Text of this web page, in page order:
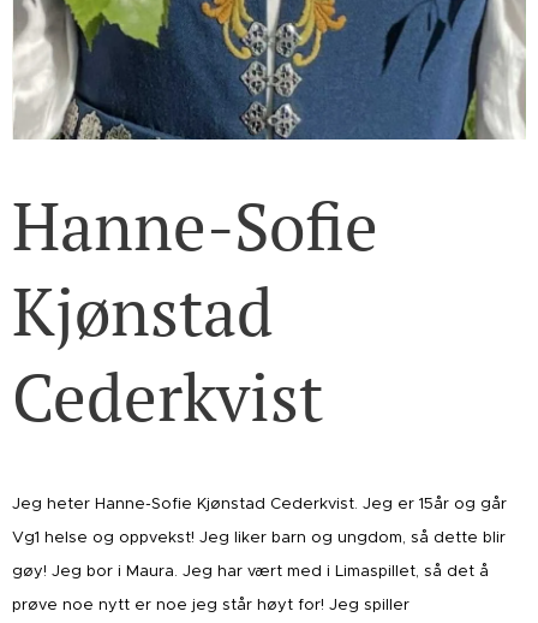
Hanne-Sofie
Kjønstad
Cederkvist
Jeg heter Hanne-Sofie Kjønstad Cederkvist. Jeg er 15år og går
Vg1 helse og oppvekst! Jeg liker barn og ungdom, så dette blir
gøy! Jeg bor i Maura. Jeg har vært med i Limaspillet, så det å
prøve noe nytt er noe jeg står høyt for! Jeg spiller